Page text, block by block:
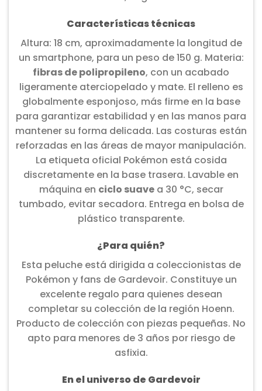
Características técnicas
Altura: 18 cm, aproximadamente la longitud de
un smartphone, para un peso de 150 g. Materia:
fibras de polipropileno, con un acabado
ligeramente aterciopelado y mate. El relleno es
globalmente esponjoso, más firme en la base
para garantizar estabilidad y en las manos para
mantener su forma delicada. Las costuras están
reforzadas en las áreas de mayor manipulación.
La etiqueta oficial Pokémon está cosida
discretamente en la base trasera. Lavable en
máquina en ciclo suavea 30 °C, secar
tumbado, evitar secadora. Entrega en bolsa de
plástico transparente.
¿Para quién?
Esta peluche está dirigida a coleccionistas de
Pokémon y fans de Gardevoir. Constituye un
excelente regalo para quienes desean
completar su colección de la región Hoenn.
Producto de colección con piezas pequeñas. No
apto para menores de 3 años por riesgo de
asfixia.
En el universo de Gardevoir